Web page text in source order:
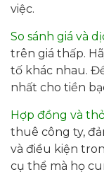
việc.
So sánh giá và
trên giá thấp.
tố khác nhau.
nhất cho tiền
Hợp đồng và
thuê công ty,
và điều kiện
cụ thể mà họ